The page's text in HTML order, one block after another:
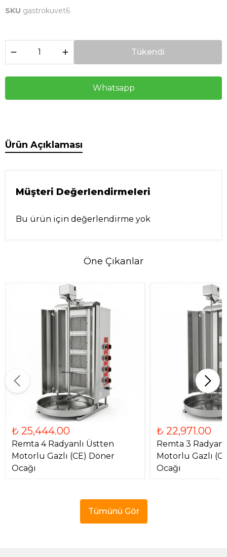
SKU gastrokuvet6
Tükendi
Whatsapp
Ürün Açıklaması
Müşteri Değerlendirmeleri
Bu ürün için değerlendirme yok
Öne Çıkanlar
₺ 25,444.00
Remta 4 Radyanlı Üstten
Motorlu Gazlı (CE) Döner
Ocağı
₺ 22,971.00
Remta 3
Motorlu Gazlı
Ocağı
Tümünü Gör